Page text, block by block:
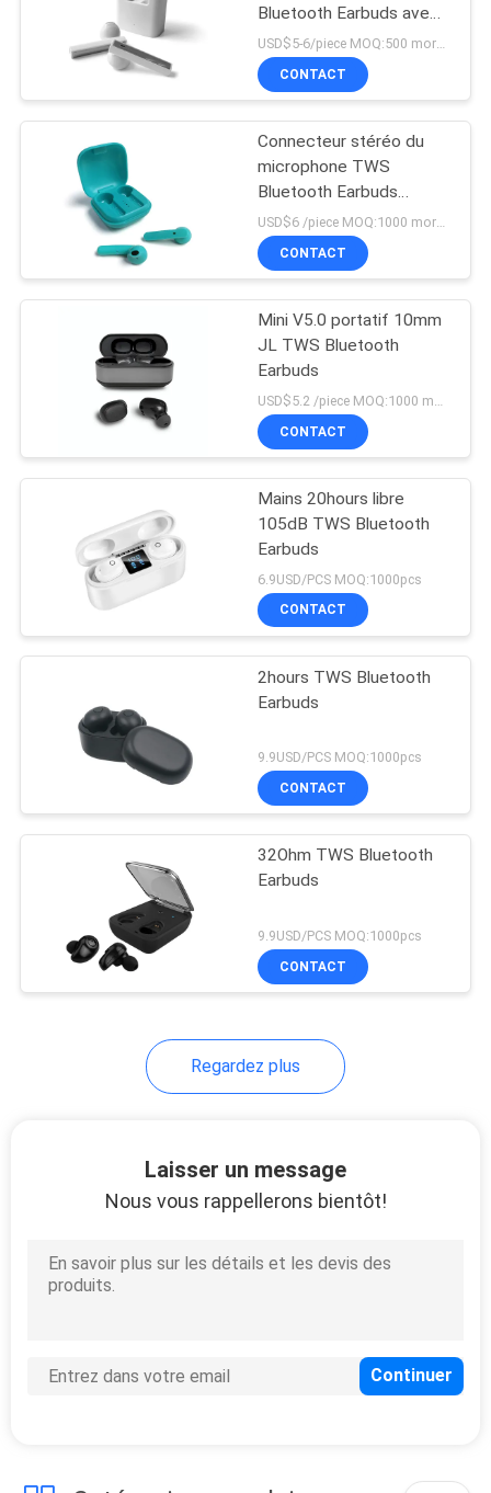
PRIVACY
POLICY
Bluetooth Earbuds avec
le cas de remplissage
USD$5-6/piece MOQ:500 morceaux par articles
CONTACT
Connecteur stéréo du
microphone TWS
Bluetooth Earbuds
3.5mm d'ODM d'OEM
CONTACT
Mini V5.0 portatif 10mm
JL TWS Bluetooth
Earbuds
CONTACT
Mains 20hours libre
105dB TWS Bluetooth
Earbuds
6.9USD/PCS MOQ:1000pcs
CONTACT
2hours TWS Bluetooth
Earbuds
9.9USD/PCS MOQ:1000pcs
CONTACT
32Ohm TWS Bluetooth
Earbuds
9.9USD/PCS MOQ:1000pcs
CONTACT
Regardez plus
Laisser un message
Nous vous rappellerons bientôt!